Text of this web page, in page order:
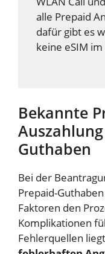
alle Prepaid
dafür gibt es
keine eSIM
Bekannte
Guthaben
Bei der
Prepaid-
Faktoren den
Komplikationen
Fehlerquellen